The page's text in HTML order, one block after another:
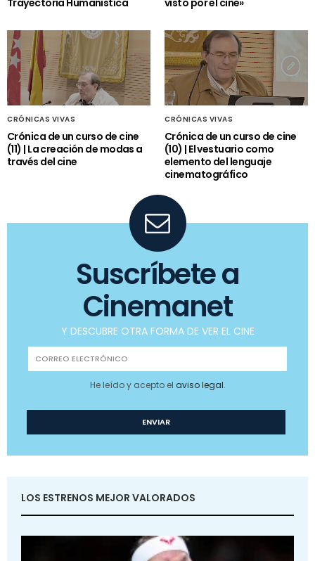
CRÓNICAS VIVAS
Crónica de un curso de cine
(11) | La creación de modas a
través del cine
CRÓNICAS VIVAS
Crónica de un curso de cine
(10) | El vestuario como
elemento del lenguaje
cinematográfico
Suscríbete a
Cinemanet
Y DESCUBRE OTRA FORMA DE VER EL CINE
He leído y acepto el aviso legal.
LOS ESTRENOS MEJOR VALORADOS